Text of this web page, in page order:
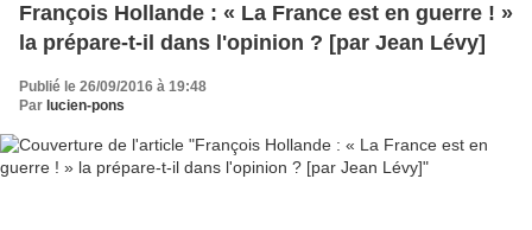
François Hollande : « La France est en guerre ! »
la prépare-t-il dans l'opinion ? [par Jean Lévy]
Publié le 26/09/2016 à 19:48
Par lucien-pons